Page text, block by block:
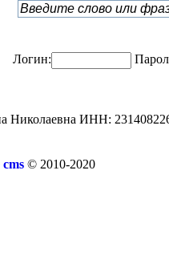
Логин:
Николаевна ИНН:
© 2010-2020